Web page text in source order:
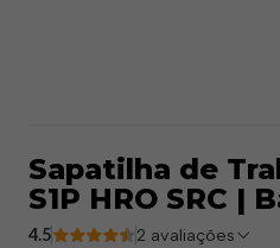
Sapatilha de
S1P HRO SRC |
4.5 2 avaliações